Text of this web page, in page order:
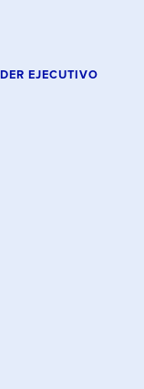
EJECUTIVO